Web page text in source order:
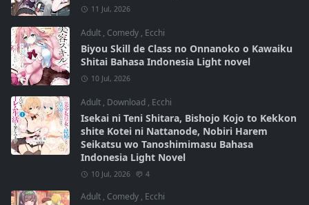
11 Jul, 2026
Adult , Comedy , Ecchi
Biyou Skill de Class no Onnanoko o Kawaiku
Shitai Bahasa Indonesia Light novel
10 Jul, 2026
Adult , Download , Ecchi
Isekai ni Teni Shitara, Bishojo Kojo to Kekkon
shite Kotei ni Nattanode, Nobiri Harem
Seikatsu wo Tanoshimimasu Bahasa
Indonesia Light Novel
10 Jul, 2026 4
Adult , Comedy , Ecchi